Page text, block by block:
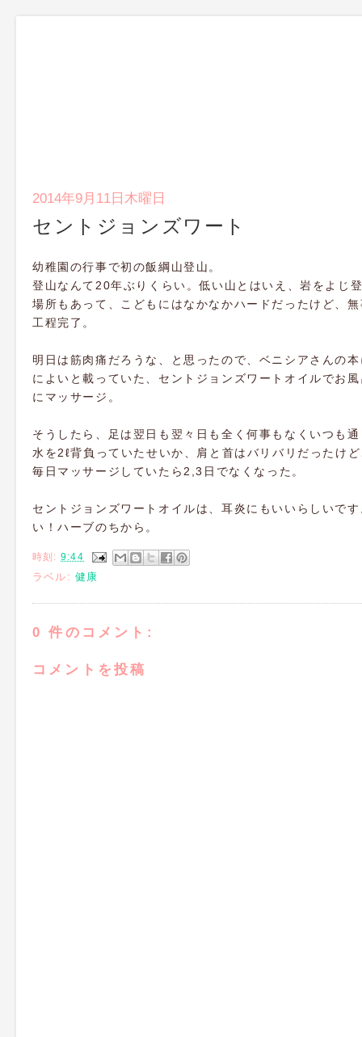
2014年9月11日木曜日
セントジョンズワート
幼稚園の行事で初の飯綱山登山。
登山なんて20年ぶりくらい。低い山とはいえ、岩をよじ
場所もあって、こどもにはなかなかハードだったけど、
工程完了。
明日は筋肉痛だろうな、と思ったので、ベニシアさんの
によいと載っていた、セントジョンズワートオイルでお
にマッサージ。
そうしたら、足は翌日も翌々日も全く何事もなくいつも
水を2ℓ背負っていたせいか、肩と首はバリバリだったけ
毎日マッサージしていたら2,3日でなくなった。
セントジョンズワートオイルは、耳炎にもいいらしいで
い！ハーブのちから。
時刻: 9:44
ラベル:健康
0 件のコメント:
コメントを投稿